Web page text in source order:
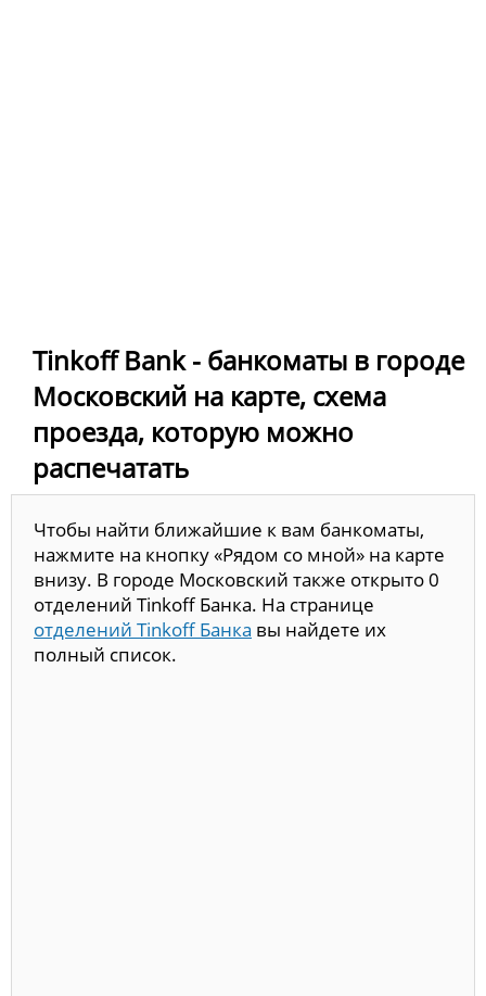
Tinkoff Bank - банкоматы в городе
Московский на карте, схема
проезда, которую можно
распечатать
Чтобы найти ближайшие к вам банкоматы,
нажмите на кнопку «Рядом со мной» на карте
внизу. В городе Московский также открыто 0
отделений Tinkoff Банка. На странице
отделений Tinkoff Банка вы найдете их
полный список.